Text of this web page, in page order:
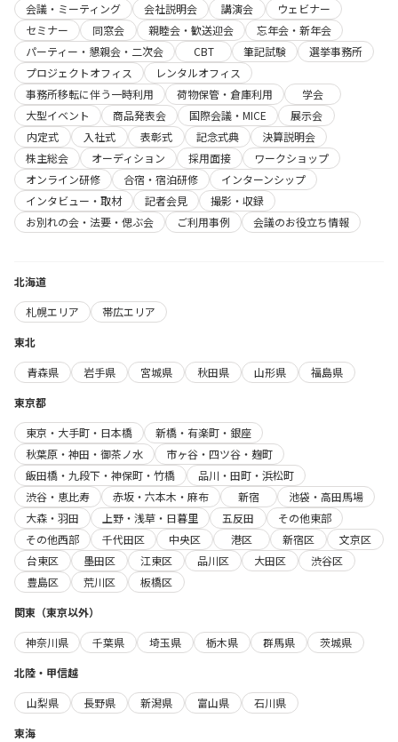
会議・ミーティング
会社説明会 講演会
ウェビナー
セミナー
同窓会 親睦会・歓送迎会
忘年会・新年会
パーティー・懇親会・二次会
CBT 筆記試験
選挙事務所
プロジェクトオフィス
レンタルオフィス
事務所移転に伴う一時利用
荷物保管・倉庫利用
学会
大型イベント
商品発表会 国際会議・MICE
展示会
内定式
入社式 表彰式 記念式典
決算説明会
株主総会
オーディション 採用面接
ワークショップ
オンライン研修
合宿・宿泊研修
インターンシップ
インタビュー・取材
記者会見
撮影・収録
お別れの会・法要・偲ぶ会
ご利用事例 会議のお役立ち情報
北海道
札幌エリア
帯広エリア
東北
青森県
岩手県 宮城県 秋田県 山形県
福島県
東京都
東京・大手町・日本橋
新橋・有楽町・銀座
秋葉原・神田・御茶ノ水
市ヶ谷・四ツ谷・麹町
飯田橋・九段下・神保町・竹橋
品川・田町・浜松町
渋谷・恵比寿
赤坂・六本木・麻布 新宿
池袋・高田馬場
大森・羽田
上野・浅草・日暮里 五反田
その他東部
その他西部
千代田区 中央区 港区 新宿区
文京区
台東区
墨田区 江東区 品川区 大田区
渋谷区
豊島区
荒川区
板橋区
関東（東京以外）
神奈川県
千葉県 埼玉県 栃木県 群馬県
茨城県
北陸・甲信越
山梨県
長野県 新潟県 富山県
石川県
東海